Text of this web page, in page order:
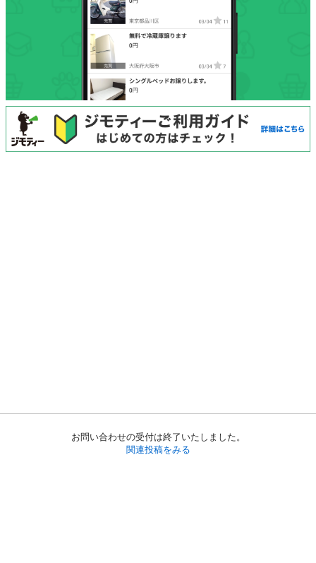
お問い合わせの受付は終了いたしました。
関連投稿をみる